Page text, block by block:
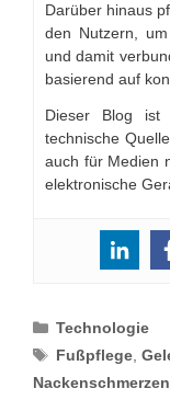
Darüber hinaus
den Nutzern,
und damit
basierend auf
Dieser Blog ist
technische
auch für Medien
elektronische
Categories
Technologie
Tags
Fußpflege ,
Nackenschmerzen